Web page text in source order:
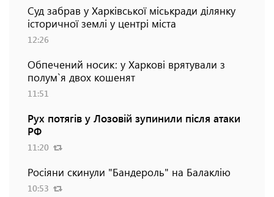
Суд забрав у Харківської міськради ділянку
історичної землі у центрі міста
12:26
Обпечений носик: у Харкові врятували з
полум`я двох кошенят
11:51
Рух потягів у Лозовій зупинили після атаки
РФ
11:20
Росіяни скинули "Бандероль" на Балаклію
10:53